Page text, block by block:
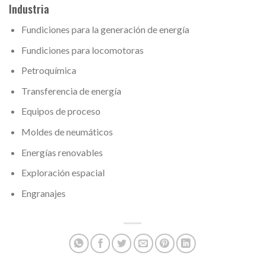
Industria
Fundiciones para la generación de energía
Fundiciones para locomotoras
Petroquímica
Transferencia de energía
Equipos de proceso
Moldes de neumáticos
Energías renovables
Exploración espacial
Engranajes